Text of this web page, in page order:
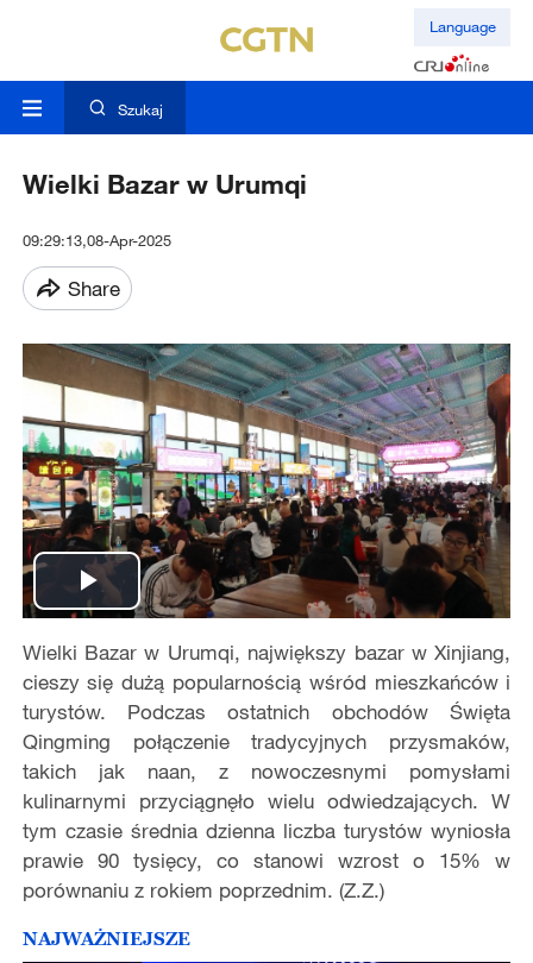
Language
Szukaj
Wielki Bazar w Urumqi
09:29:13,08-Apr-2025
Share
Play
Video
Wielki Bazar w Urumqi, największy bazar w Xinjiang,
cieszy się dużą popularnością wśród mieszkańców i
turystów. Podczas ostatnich obchodów Święta
Qingming połączenie tradycyjnych przysmaków,
takich jak naan, z nowoczesnymi pomysłami
kulinarnymi przyciągnęło wielu odwiedzających. W
tym czasie średnia dzienna liczba turystów wyniosła
prawie 90 tysięcy, co stanowi wzrost o 15% w
porównaniu z rokiem poprzednim. (Z.Z.)
NAJWAŻNIEJSZE